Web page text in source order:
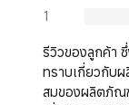
1
รีวิวของลูกค้า
ทราบเกี่ยวกับผ
สมของผลิตภัณ